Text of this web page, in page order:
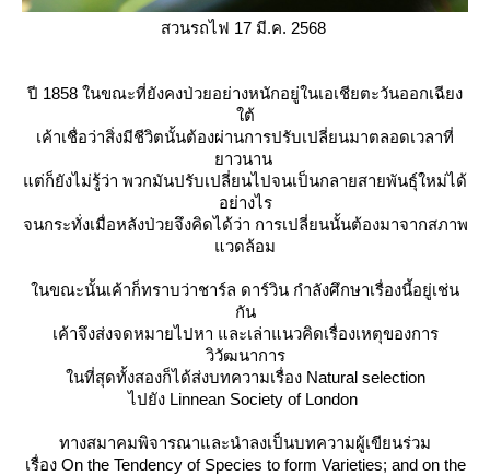
สวนรถไฟ 17 มี.ค. 2568
ปี 1858 ในขณะที่ยังคงป่วยอย่างหนักอยู่ในเอเชียตะวันออกเฉียง
ต้
เค้าเชื่อว่าสิ่งมีชีวิตนั้นต้องผ่านการปรับเปลี่ยนมาตลอดเวลาที่
าวนาน
ต่ก็ยังไม่รู้ว่า พวกมันปรับเปลี่ยนไปจนเป็นกลายสายพันธุ์ใหม่ได้
อย่างไร
จนกระทั่งเมื่อหลังป่วยจึงคิดได้ว่า การเปลี่ยนนั้นต้องมาจากสภาพ
วดล้อม
นขณะนั้นเค้าก็ทราบว่าชาร์ล ดาร์วิน กำลังศึกษาเรื่องนี้อยู่เช่น
กัน
เค้าจึงส่งจดหมายไปหา และเล่าแนวคิดเรื่องเหตุของการ
วิวัฒนาการ
นที่สุดทั้งสองก็ได้ส่งบทความเรื่อง Natural selection
ไปยัง Linnean Society of London
ทางสมาคมพิจารณาและนำลงเป็นบทความผู้เขียนร่วม
เรื่องOn the Tendency of Species to form Varieties; and on the